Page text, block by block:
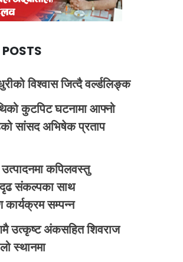
POSTS
विश्वास जित्दै वर्ल्डलिङ्क
कुटपिट घटनामा आफ्नो
सांसद अभिषेक प्रताप
कपिलवस्तु
दृढ संकल्पका साथ
सम्पन्न
उत्कृष्ट अंकसहित शिवराज
स्थानमा